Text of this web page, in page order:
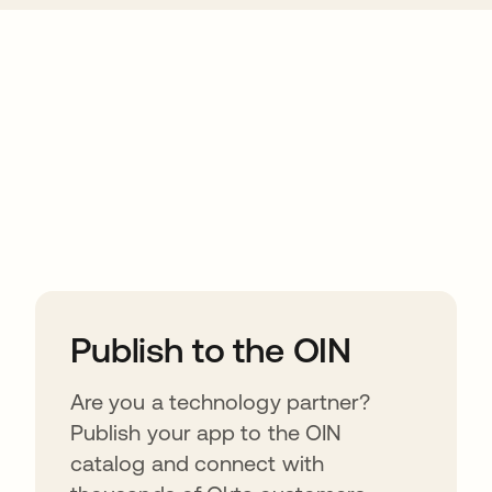
Publish to the OIN
Are you a technology partner?
Publish your app to the OIN
catalog and connect with